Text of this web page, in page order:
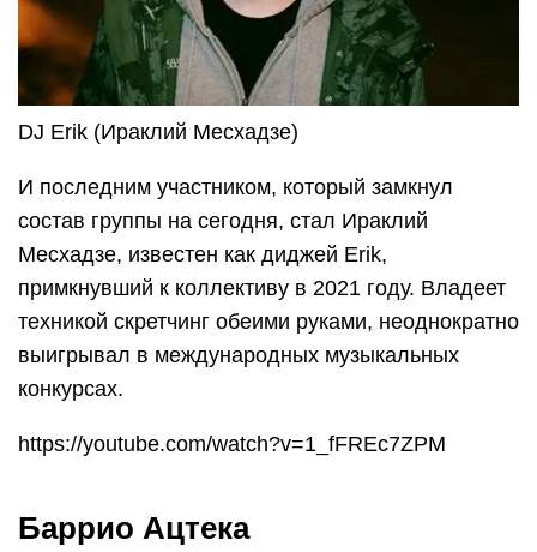
DJ Erik (Ираклий Месхадзе)
И последним участником, который замкнул
состав группы на сегодня, стал Ираклий
Месхадзе, известен как диджей Erik,
примкнувший к коллективу в 2021 году. Владеет
техникой скретчинг обеими руками, неоднократно
выигрывал в международных музыкальных
конкурсах.
https://youtube.com/watch?v=1_fFREc7ZPM
Баррио Ацтека